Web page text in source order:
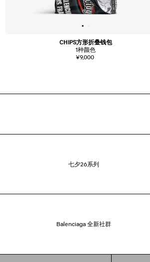
CHIPS方形折叠钱包
1种颜色
¥9,000
七夕26系列
Balenciaga 全新社群